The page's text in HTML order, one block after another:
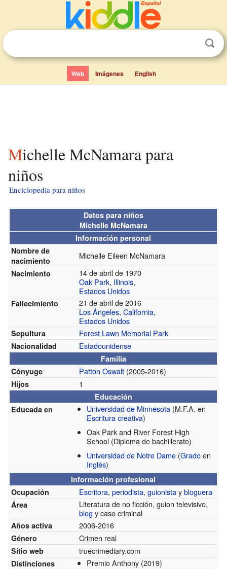
Web Imágenes English
Michelle McNamara para
niños
Enciclopedia para niños
Datos para niños
Michelle McNamara
Información personal
Nombre de
nacimiento
Michelle Eileen McNamara
Nacimiento
14 de abril de 1970
Oak Park, Illinois,
Estados Unidos
Fallecimiento
21 de abril de 2016
Los Ángeles,California,
Estados Unidos
Sepultura Forest Lawn Memorial Park
Nacionalidad Estadounidense
Familia
Cónyuge
Patton Oswalt (2005-2016)
Hijos 1
Educación
Educada en
Universidad de Minnesota (M.F.A. en
Escritura creativa)
Oak Park and River Forest High
School (Diploma de bachillerato)
Universidad de Notre Dame (Gradoen
Inglés)
Información profesional
Ocupación
Escritora,periodista,guionistaybloguera
Área
Literatura de no ficción, guion televisivo,
blog y caso criminal
Años activa 2006-2016
Género Crimen real
Sitio web truecrimediary.com
Distinciones Premio Anthony (2019)